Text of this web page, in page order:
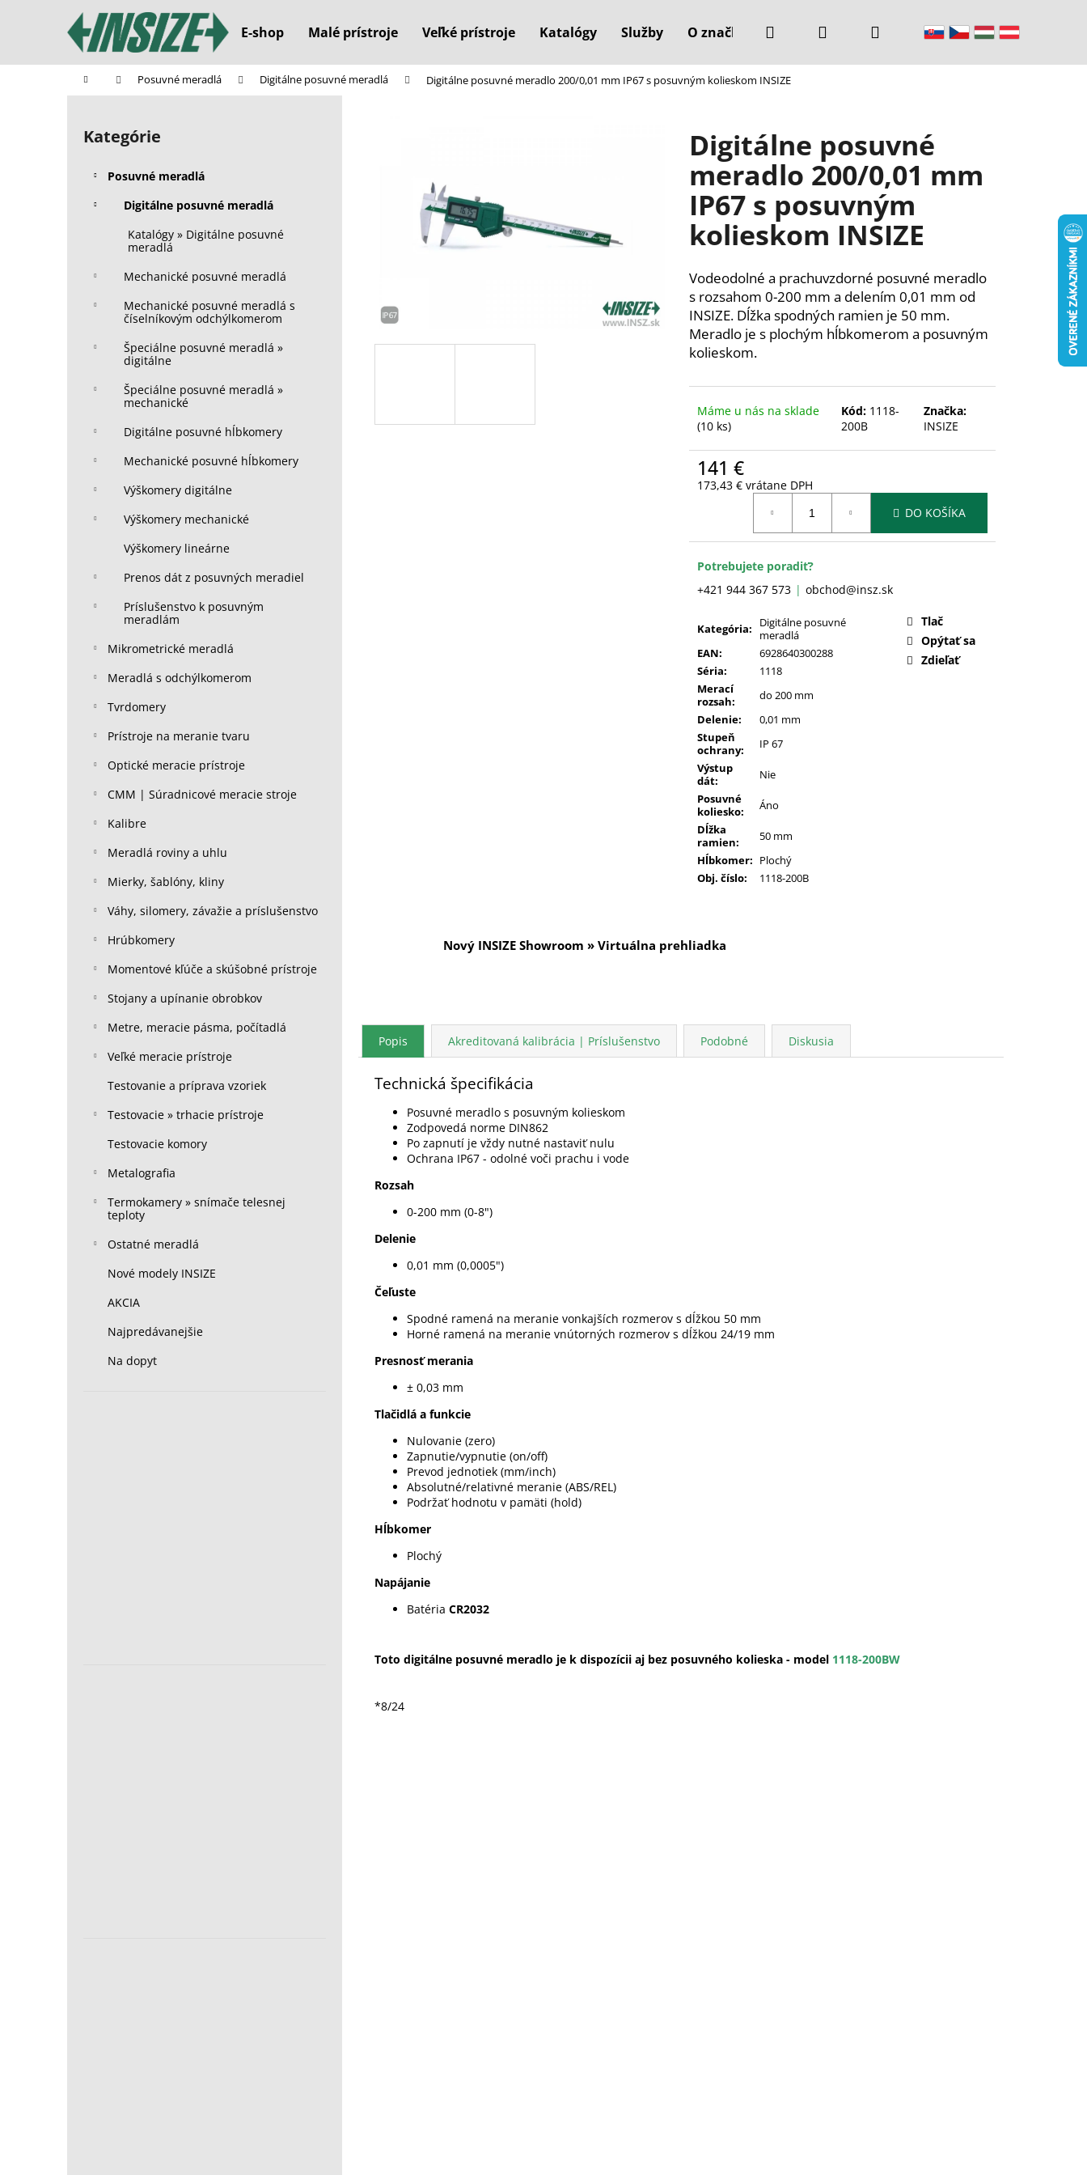
E-shop Malé prístroje Veľké prístroje Katalógy Služby O značke Kontakty
Hľadať PrihlásenieNákupný
Domov Posuvné meradlá Digitálne posuvné meradlá Digitálne posuvné meradlo 200/0,01 mm IP67 s posuvným kolieskom INSIZE
B
Preskočiť
kategórie
Kategórie
Posuvné meradlá
Digitálne posuvné meradlá
Katalógy » Digitálne posuvné
meradlá
Mechanické posuvné meradlá
Mechanické posuvné meradlá s
číselníkovým odchýlkomerom
Špeciálne posuvné meradlá »
digitálne
Špeciálne posuvné meradlá »
mechanické
Digitálne posuvné hĺbkomery
Mechanické posuvné hĺbkomery
Výškomery digitálne
Výškomery mechanické
Výškomery lineárne
Prenos dát z posuvných meradiel
Príslušenstvo k posuvným
meradlám
Mikrometrické meradlá
Meradlá s odchýlkomerom
Tvrdomery
Prístroje na meranie tvaru
Optické meracie prístroje
CMM | Súradnicové meracie stroje
Kalibre
Meradlá roviny a uhlu
Mierky, šablóny, kliny
Váhy, silomery, závažie a príslušenstvo
Hrúbkomery
Momentové kľúče a skúšobné prístroje
Stojany a upínanie obrobkov
Metre, meracie pásma, počítadlá
Veľké meracie prístroje
Testovanie a príprava vzoriek
Testovacie » trhacie prístroje
Testovacie komory
Metalografia
Termokamery » snímače telesnej
teploty
Ostatné meradlá
Nové modely INSIZE
AKCIA
Najpredávanejšie
Na dopyt
Digitálne posuvné
meradlo 200/0,01 mm
IP67 s posuvným
kolieskom INSIZE
Vodeodolné a prachuvzdorné posuvné meradlo
s rozsahom 0-200 mm a delením 0,01 mm od
INSIZE. Dĺžka spodných ramien je 50 mm.
Meradlo je s plochým hĺbkomerom a posuvným
kolieskom.
Máme u nás na sklade
(10 ks)
Kód: 1118-
200B
Značka:
INSIZE
141 €
173,43 € vrátane DPH
DO KOŠÍKA
Potrebujete poradiť?
+421 944 367 573
obchod@insz.sk
Kategória:
Digitálne posuvné
meradlá
EAN:
6928640300288
Séria:
1118
Merací
rozsah:
do 200 mm
Delenie:
0,01 mm
Stupeň
ochrany:
IP 67
Výstup
dát:
Nie
Posuvné
koliesko:
Áno
Dĺžka
ramien:
50 mm
Hĺbkomer: Plochý
Obj. číslo: 1118-200B
Tlač
Opýtať sa
Zdieľať
Nový INSIZE Showroom » Virtuálna prehliadka
Popis Akreditovaná kalibrácia | Príslušenstvo Podobné Diskusia
Technická špecifikácia
Posuvné meradlo s posuvným kolieskom
Zodpovedá norme DIN862
Po zapnutí je vždy nutné nastaviť nulu
Ochrana IP67 - odolné voči prachu i vode
Rozsah
0-200 mm (0-8")
Delenie
0,01 mm (0,0005")
Čeľuste
Spodné ramená na meranie vonkajších rozmerov s dĺžkou 50 mm
Horné ramená na meranie vnútorných rozmerov s dĺžkou 24/19 mm
Presnosť merania
± 0,03 mm
Tlačidlá a funkcie
Nulovanie (zero)
Zapnutie/vypnutie (on/off)
Prevod jednotiek (mm/inch)
Absolutné/relativné meranie (ABS/REL)
Podržať hodnotu v pamäti (hold)
Hĺbkomer
Plochý
Napájanie
Batéria CR2032
Toto digitálne posuvné meradlo je k dispozícii aj bez posuvného kolieska - model 1118-200BW
*8/24
í
Späť
do
Späť
do
Čo potrebujete nájsť?
Odporúčame